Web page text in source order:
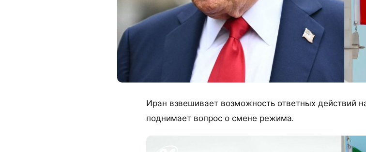
Иран взвешивает возможность ответных действий
поднимает вопрос о смене режима.